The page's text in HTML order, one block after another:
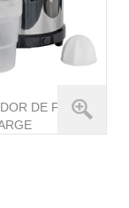
DE FRUTAS